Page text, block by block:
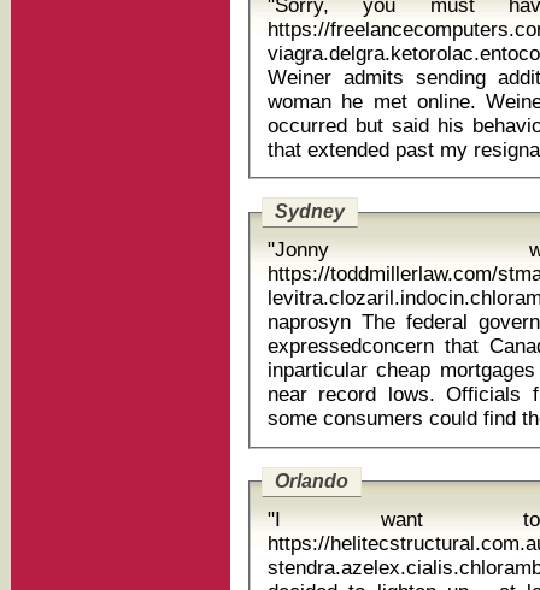
"Sorry, you must
https://
Weiner admits sending
woman he met online.
occurred but said his
Sydney
"Jonny
https://toddmillerlaw.com/
naprosyn The federal government and the Bank of Canada have
expressedconcern that
inparticular cheap
near record lows. Officials
Orlando
"I want
https://
stendra.azelex.cialis.chlorambucil